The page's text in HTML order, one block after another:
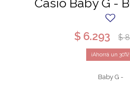
Casio Baby G -
$ 6.293 $
30
Baby G -